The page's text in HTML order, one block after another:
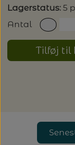
Lagerstatus: 5
Antal
Tilføj til